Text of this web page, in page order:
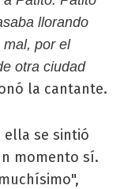
llorando
por el
otra ciudad
la cantante.
ella se sintió
momento sí.